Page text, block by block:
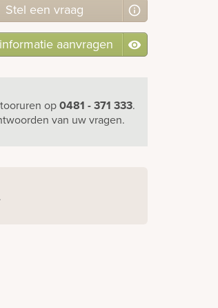
Stel een vraag
aanvragen
op0481 - 371 333.
van uw vragen.